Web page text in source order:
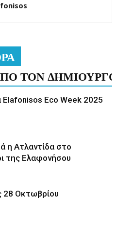
ΤΟΝ ΔΗΜΙΟΥΡΓΟ
Eco Week 2025
η Ατλαντίδα στο
της Ελαφονήσου
28 Οκτωβρίου